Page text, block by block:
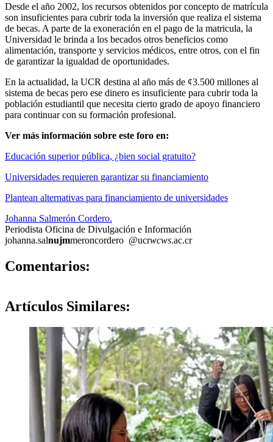
Desde el año 2002, los recursos obtenidos por concepto de matrícula
son insuficientes para cubrir toda la inversión que realiza el sistema
de becas. A parte de la exoneración en el pago de la matricula, la
Universidad le brinda a los becados otros beneficios como
alimentación, transporte y servicios médicos, entre otros, con el fin
de garantizar la igualdad de oportunidades.
En la actualidad, la UCR destina al año más de ¢3.500 millones al
sistema de becas pero ese dinero es insuficiente para cubrir toda la
población estudiantil que necesita cierto grado de apoyo financiero
para continuar con su formación profesional.
Ver más información sobre este foro en:
Educación superior pública, ¿bien social gratuito?
Universidades requieren garantizar su financiamiento
Plantean alternativas para financiamiento de universidades
Johanna Salmerón Cordero.
Periodista Oficina de Divulgación e Información
johanna.salnujmmeroncordero @ucrwcws.ac.cr
Comentarios:
Artículos Similares: